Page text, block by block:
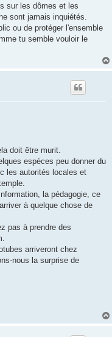
sur les dômes et les
sont jamais inquiétés.
ou de protéger l'ensemble
tu semble vouloir le
doit être murit.
espèces peu donner du
les autorités locales et
la pédagogie, ce
à quelque chose de
pas à prendre des
arriveront chez
nous la surprise de